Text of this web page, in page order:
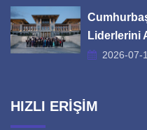
Liderlerini
2026-07-
HIZLI ERİŞİM